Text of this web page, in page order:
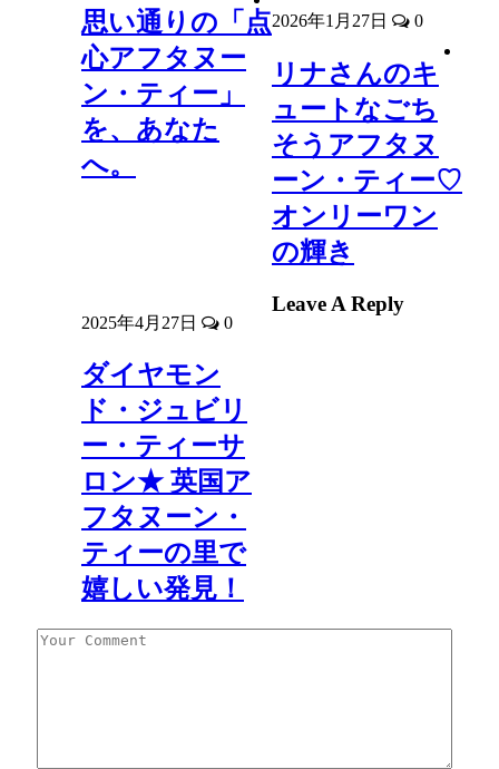
思い通りの「点
心アフタヌー
ン・ティー」
を、あなた
へ。
2026年1月27日 0
リナさんのキ
ュートなごち
そうアフタヌ
ーン・ティー♡
オンリーワン
の輝き
2025年4月27日 0
ダイヤモン
ド・ジュビリ
ー・ティーサ
ロン★ 英国ア
フタヌーン・
ティーの里で
嬉しい発見！
Leave A Reply